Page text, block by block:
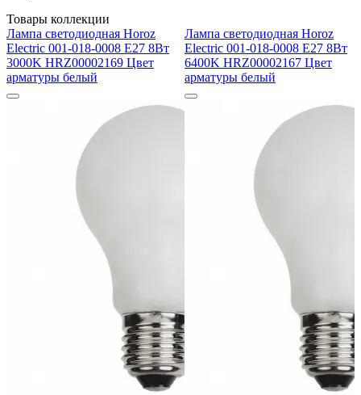
Товары коллекции
Лампа светодиодная Horoz
Electric 001-018-0008 E27 8Вт
3000K HRZ00002169 Цвет
арматуры белый
Лампа светодиодная Horoz
Electric 001-018-0008 E27 8Вт
6400K HRZ00002167 Цвет
арматуры белый